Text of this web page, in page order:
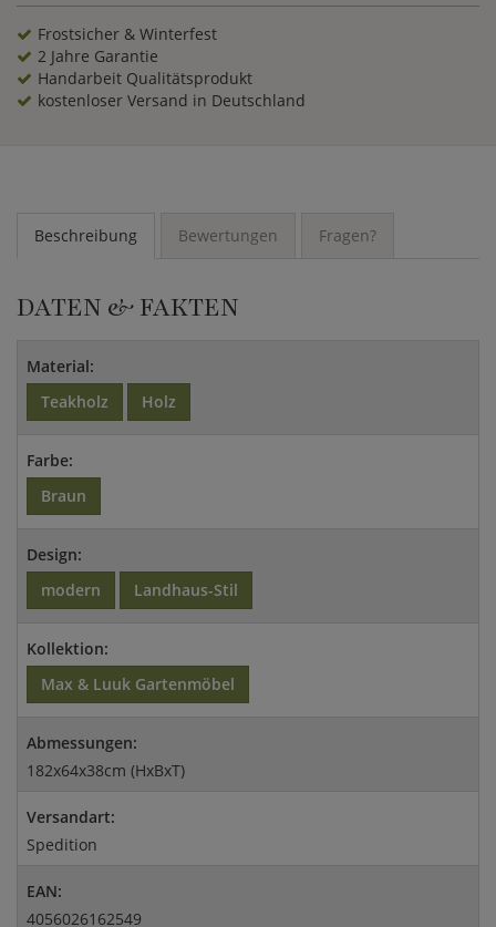
Frostsicher & Winterfest
2 Jahre Garantie
Handarbeit Qualitätsprodukt
kostenloser Versand in Deutschland
Beschreibung Bewertungen Fragen?
DATEN & FAKTEN
Material:
Teakholz
Holz
Farbe:
Braun
Design:
modern
Landhaus-Stil
Kollektion:
Max & Luuk Gartenmöbel
Abmessungen:
182x64x38cm (HxBxT)
Versandart:
Spedition
EAN:
4056026162549